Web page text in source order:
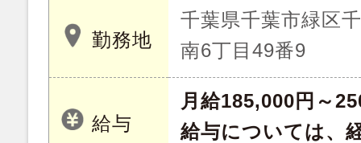
勤務地
千葉県千葉市緑区
南6丁目49番9
給与
月給185,000円～
給与については、